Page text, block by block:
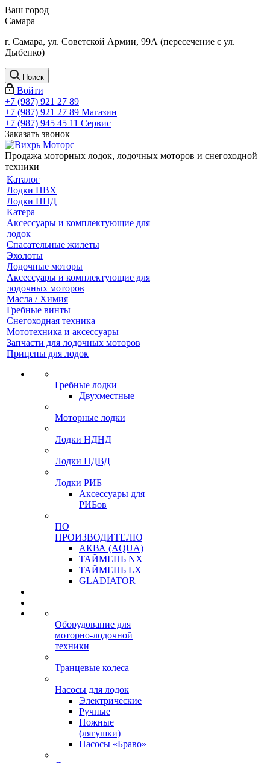
Ваш город
Самара
г. Самара, ул. Советской Армии, 99А (пересечение с ул.
Дыбенко)
Поиск
Войти
+7 (987) 921 27 89
+7 (987) 921 27 89 Магазин
+7 (987) 945 45 11 Сервис
Заказать звонок
Продажа моторных лодок, лодочных моторов и снегоходной
техники
Каталог
Лодки ПВХ
Лодки ПНД
Катера
Аксессуары и комплектующие для
лодок
Спасательные жилеты
Эхолоты
Лодочные моторы
Аксессуары и комплектующие для
лодочных моторов
Масла / Химия
Гребные винты
Снегоходная техника
Мототехника и аксессуары
Запчасти для лодочных моторов
Прицепы для лодок
Гребные лодки
Двухместные
Моторные лодки
Лодки НДНД
Лодки НДВД
Лодки РИБ
Аксессуары для
РИБов
ПО
ПРОИЗВОДИТЕЛЮ
АКВА (AQUA)
ТАЙМЕНЬ NX
ТАЙМЕНЬ LX
GLADIATOR
Оборудование для
моторно-лодочной
техники
Транцевые колеса
Насосы для лодок
Электрические
Ручные
Ножные
(лягушки)
Насосы «Браво»